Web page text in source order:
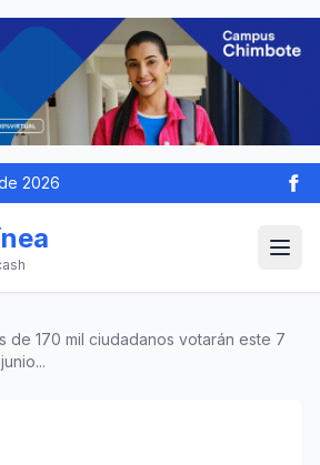
2026
de 170 mil ciudadanos votarán este 7